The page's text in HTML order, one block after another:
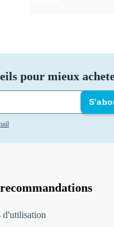
pour mieux
d'utilisation